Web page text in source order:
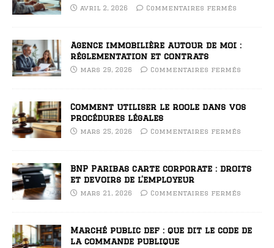
avril 2, 2026 Commentaires fermés
Agence immobilière autour de moi :
réglementation et contrats
mars 29, 2026 Commentaires fermés
Comment utiliser le roole dans vos
procédures légales
mars 25, 2026 Commentaires fermés
BNP Paribas carte corporate : droits
et devoirs de l’employeur
mars 21, 2026 Commentaires fermés
Marché public def : que dit le code de
la commande publique